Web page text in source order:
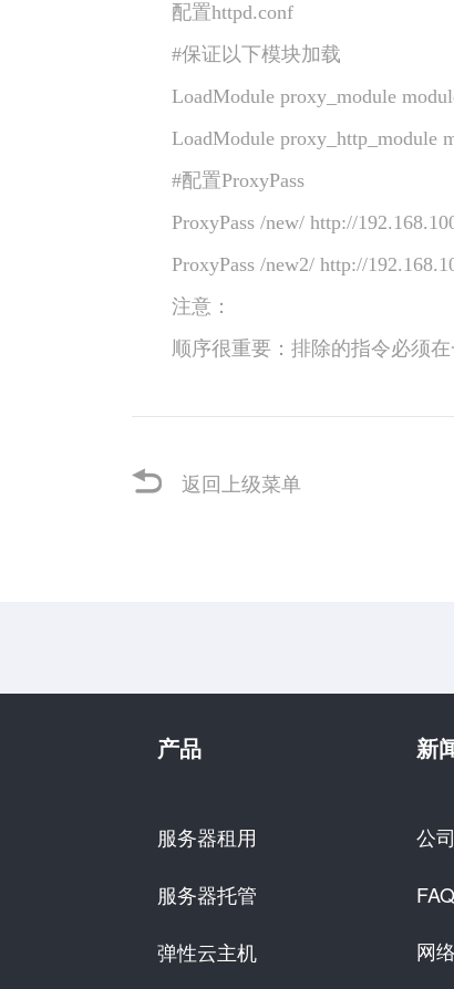
配置httpd.conf
#保证以下模块加载
LoadModule proxy_module
LoadModule proxy_http_module
#配置ProxyPass
ProxyPass /new/ http://
ProxyPass /new2/ http://
注意：
顺序很重要：排除的指令必须在
返回上级菜单
产品
服务器租用
服务器托管
弹性云主机
新
公
FAQ
网